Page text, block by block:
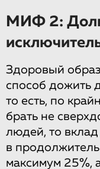
МИФ 2:
Здоровый
способ дожить
то есть, по
брать не
людей, то вклад
в
максимум 25%,